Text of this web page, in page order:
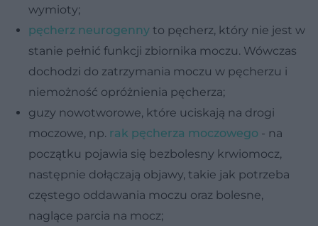
wymioty;
pęcherz neurogenny to pęcherz, który nie jest w
stanie pełnić funkcji zbiornika moczu. Wówczas
dochodzi do zatrzymania moczu w pęcherzu i
niemożność opróżnienia pęcherza;
guzy nowotworowe, które uciskają na drogi
moczowe, np. rak pęcherza moczowego - na
początku pojawia się bezbolesny krwiomocz,
następnie dołączają objawy, takie jak potrzeba
częstego oddawania moczu oraz bolesne,
naglące parcia na mocz;